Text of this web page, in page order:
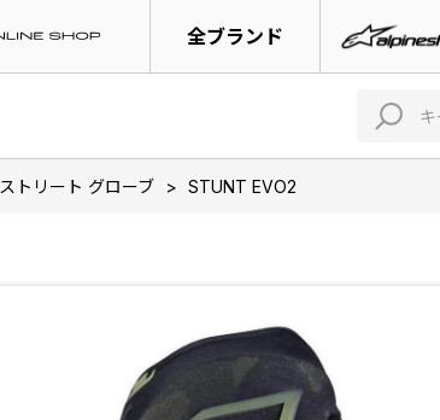
全ブランド
ストリート グローブ > STUNT EVO2